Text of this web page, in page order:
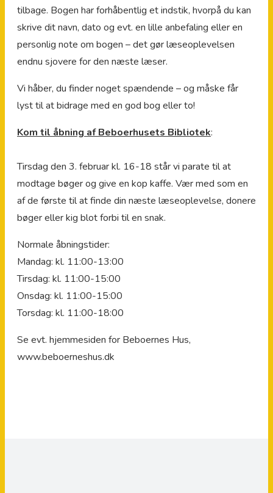
tilbage. Bogen har forhåbentlig et indstik, hvorpå du kan
skrive dit navn, dato og evt. en lille anbefaling eller en
personlig note om bogen – det gør læseoplevelsen
endnu sjovere for den næste læser.
Vi håber, du finder noget spændende – og måske får
lyst til at bidrage med en god bog eller to!
Kom til åbning af Beboerhusets Bibliotek:
Tirsdag den 3. februar kl. 16-18 står vi parate til at
modtage bøger og give en kop kaffe. Vær med som en
af de første til at finde din næste læseoplevelse, donere
bøger eller kig blot forbi til en snak.
Normale åbningstider:
Mandag: kl. 11:00-13:00
Tirsdag: kl. 11:00-15:00
Onsdag: kl. 11:00-15:00
Torsdag: kl. 11:00-18:00
Se evt. hjemmesiden for Beboernes Hus,
www.beboerneshus.dk